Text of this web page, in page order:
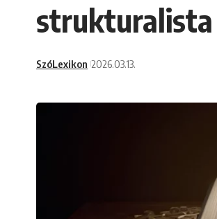
strukturalista
SzóLexikon 2026.03.13.